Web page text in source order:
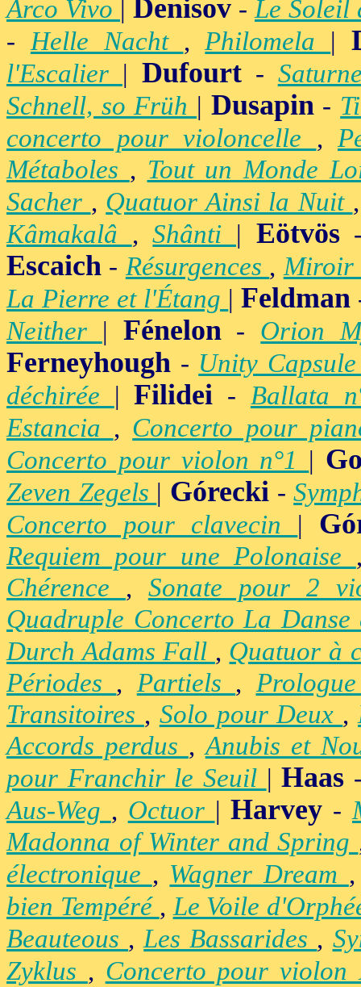
Arco Vivo Denisov -Le Soleil
-Helle Nacht ,Philomela |
l'Escalier | Dufourt-
Schnell, so Früh | Dusapin-
concerto pour violoncelle ,
Métaboles , Tout un Monde
Sacher , Quatuor Ainsi la Nuit
Kâmakalâ ,Shânti | Eötvös
Escaich - Résurgences ,Miroir
La Pierre et l'Étang |Feldman
Neither | Fénelon- Orion
Ferneyhough - Unity
déchirée |Filidei - Ballata
Estancia , Concerto pour
Concerto pour violon n°1 |
Zeven Zegels | Górecki-
Concerto pour clavecin |
Requiem pour une Polonaise
Chérence , Sonate pour 2
Quadruple Concerto La
Durch Adams Fall , Quatuor à
Périodes , Partiels ,
Transitoires , Solo pour Deux ,
Accords perdus ,Anubis et
pour Franchir le Seuil |Haas
Aus-Weg , Octuor |Harvey -
Madonna of Winter and Spring
électronique , Wagner Dream
bien Tempéré ,Le Voile
Beauteous ,Les Bassarides ,
Zyklus , Concerto pour